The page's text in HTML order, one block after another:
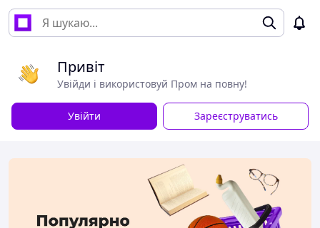
Привіт
Увійди і використовуй Пром на повну!
Увійти Зареєструватись